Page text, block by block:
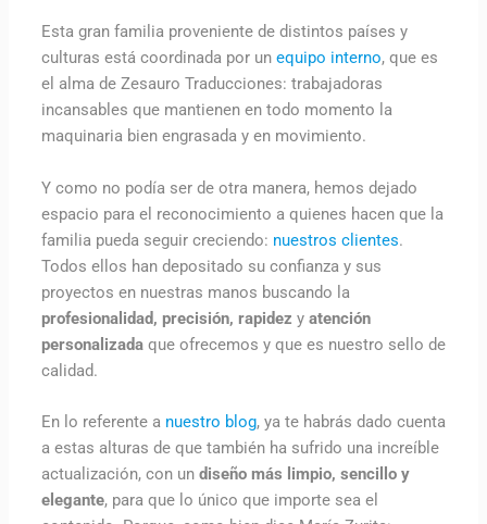
Esta gran familia proveniente de distintos países y
culturas está coordinada por un equipo interno, que es
el alma de Zesauro Traducciones: trabajadoras
incansables que mantienen en todo momento la
maquinaria bien engrasada y en movimiento.
Y como no podía ser de otra manera, hemos dejado
espacio para el reconocimiento a quienes hacen que la
familia pueda seguir creciendo: nuestros clientes.
Todos ellos han depositado su confianza y sus
proyectos en nuestras manos buscando la
profesionalidad, precisión, rapidez yatención
personalizadaque ofrecemos y que es nuestro sello de
calidad.
En lo referente a nuestro blog, ya te habrás dado cuenta
a estas alturas de que también ha sufrido una increíble
actualización, con un diseño más limpio, sencillo y
elegante, para que lo único que importe sea el